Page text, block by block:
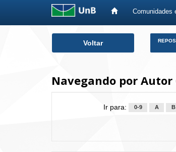
Comunidades
Voltar
Navegando por Autor
Ir para: 0-9 A B